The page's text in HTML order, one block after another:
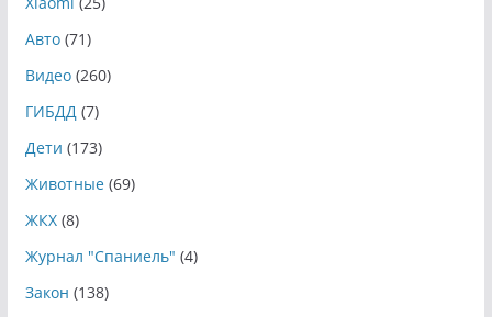
Авто(71)
Видео(260)
ГИБДД(7)
Дети (173)
Животные(69)
ЖКХ(8)
Журнал "Спаниель" (4)
Закон (138)